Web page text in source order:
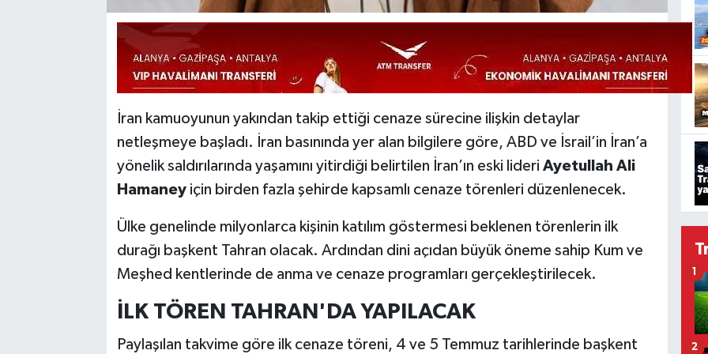
İran kamuoyunun yakından takip ettiği cenaze sürecine ilişkin detaylar
netleşmeye başladı. İran basınında yer alan bilgilere göre, ABD ve İsrail’in İran’a
yönelik saldırılarında yaşamını yitirdiği belirtilen İran’ın eski lideri Ayetullah Ali
Hamaneyiçin birden fazla şehirde kapsamlı cenaze törenleri düzenlenecek.
Ülke genelinde milyonlarca kişinin katılım göstermesi beklenen törenlerin ilk
durağı başkent Tahran olacak. Ardından dini açıdan büyük öneme sahip Kum ve
Meşhed kentlerinde de anma ve cenaze programları gerçekleştirilecek.
İLK TÖREN TAHRAN'DA YAPILACAK
Paylaşılan takvime göre ilk cenaze töreni, 4 ve 5 Temmuz tarihlerinde başkent
1
2